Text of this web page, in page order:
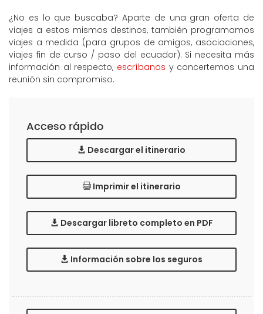
¿No es lo que buscaba? Aparte de una gran oferta de
viajes a estos mismos destinos, también programamos
viajes a medida (para grupos de amigos, asociaciones,
viajes fin de curso / paso del ecuador). Si necesita más
información al respecto, escríbanos y concertemos una
reunión sin compromiso.
Acceso rápido
Descargar el itinerario
Imprimir el itinerario
Descargar libreto completo en PDF
Información sobre los seguros